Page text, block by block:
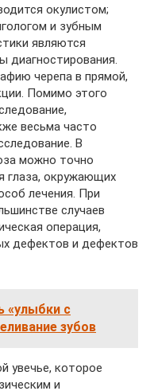
окулистом;
и зубным
являются
диагностирования.
черепа в прямой,
Помимо этого
весьма часто
В
можно точно
глаза, окружающих
лечения. При
случаев
операция,
дефектов и дефектов
«улыбки с
зубов
увечье, которое
и